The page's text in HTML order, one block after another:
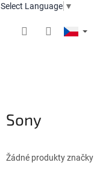
Select Language ▼
Sony
Žádné produkty značky